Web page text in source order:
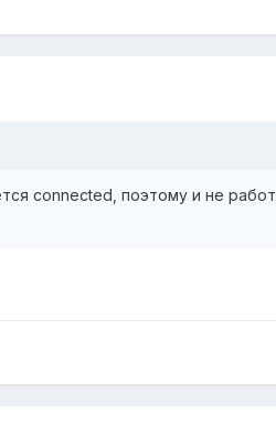
connected, поэтому и не